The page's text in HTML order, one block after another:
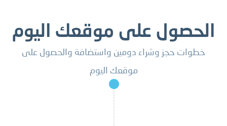
الحصول على موقعك اليوم
خطوات حجز وشراء دومين واستضافة والحصول على
موقعك اليوم